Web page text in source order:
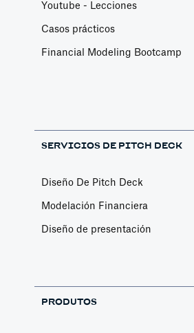
Youtube - Lecciones
Casos prácticos
Financial Modeling Bootcamp
SERVICIOS DE PITCH DECK
Diseño De Pitch Deck
Modelación Financiera
Diseño de presentación
PRODUTOS